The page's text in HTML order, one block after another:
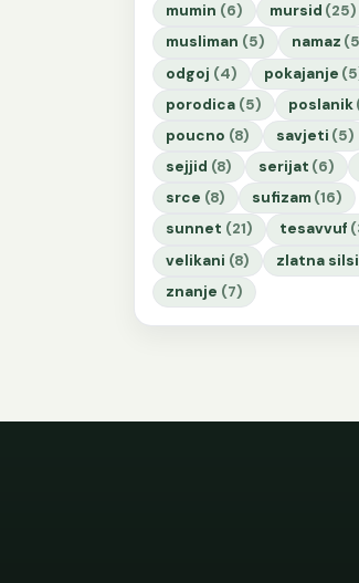
mumin (6) mursid (25)
musliman (5) namaz
odgoj (4) pokajanje
porodica (5) poslanik
poucno (8) savjeti (5)
sejjid (8) serijat (6)
srce (8) sufizam (16)
sunnet (21) tesavvuf
velikani (8) zlatna
znanje (7)